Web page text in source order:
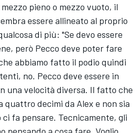
pieno o mezzo vuoto, il
essere allineato al proprio
di più: "Se devo essere
però Pecco deve poter fare
abbiamo fatto il podio quindi
no. Pecco deve essere in
una velocità diversa. Il fatto che
quattro decimi da Alex e non sia
fa pensare. Tecnicamente, gli